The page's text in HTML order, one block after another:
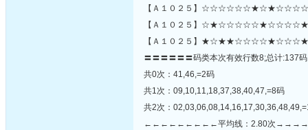
【Ａ１０２５】
【Ａ１０２５】
【Ａ１０２５】
〓〓〓〓〓〓码类本次有效行数8;总计:137
共0次：41,46,=2码
共1次：09,10,11,18,37,38,40,47,=8码
共2次：
←←←←←←←←←平均线：2.80次